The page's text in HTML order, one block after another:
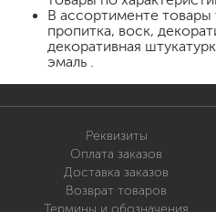
В ассортименте товары
пропитка, воск,
декоративная
эмаль .
Реквизиты
Оплата заказов
Доставка заказов
Возврат товаров
Термины и обозначения